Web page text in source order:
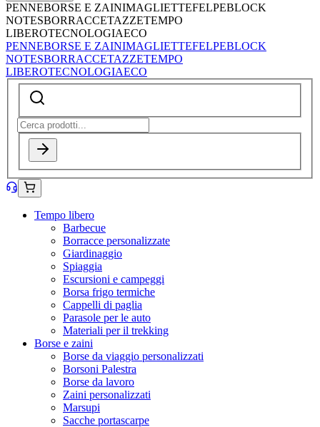
PENNEBORSE E ZAINIMAGLIETTEFELPEBLOCK
NOTESBORRACCETAZZETEMPO
LIBEROTECNOLOGIAECO
PENNEBORSE E ZAINIMAGLIETTEFELPEBLOCK
NOTESBORRACCETAZZETEMPO
LIBEROTECNOLOGIAECO
Tempo libero
Barbecue
Borracce personalizzate
Giardinaggio
Spiaggia
Escursioni e campeggi
Borsa frigo termiche
Cappelli di paglia
Parasole per le auto
Materiali per il trekking
Borse e zaini
Borse da viaggio personalizzati
Borsoni Palestra
Borse da lavoro
Zaini personalizzati
Marsupi
Sacche portascarpe